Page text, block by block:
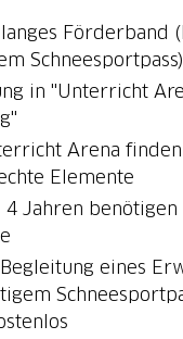
Förderband
Schneesportpass)
in "Unterricht
Arena finden
Elemente
Jahren benötigen
eines